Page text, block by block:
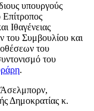
υπουργούς
Ιθαγένειας
του Συμβουλίου και
του
του
.
Άσελμπορν,
Δημοκρατίας κ.